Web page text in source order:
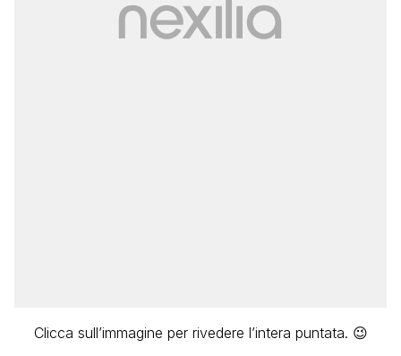
Clicca sull’immagine per rivedere l’intera puntata. 😉